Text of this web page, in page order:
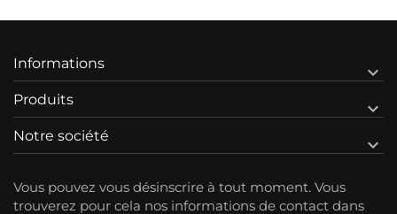
Informations 
Produits 
Notre société 
Vous pouvez vous désinscrire à tout moment. Vous
trouverez pour cela nos informations de contact dans